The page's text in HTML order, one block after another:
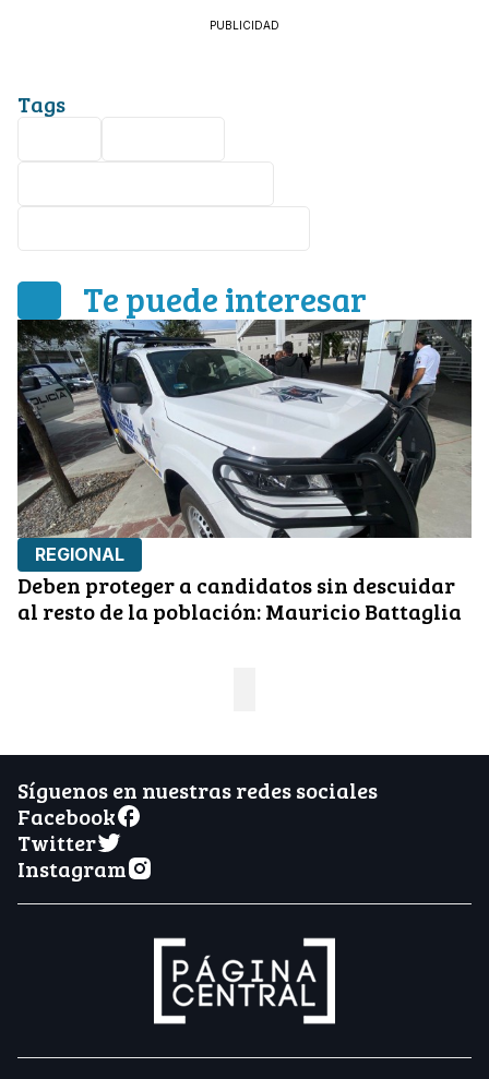
PUBLICIDAD
Tags
Te puede interesar
REGIONAL
Deben proteger a candidatos sin descuidar
al resto de la población: Mauricio Battaglia
Síguenos en nuestras redes sociales
Facebook
Twitter
Instagram